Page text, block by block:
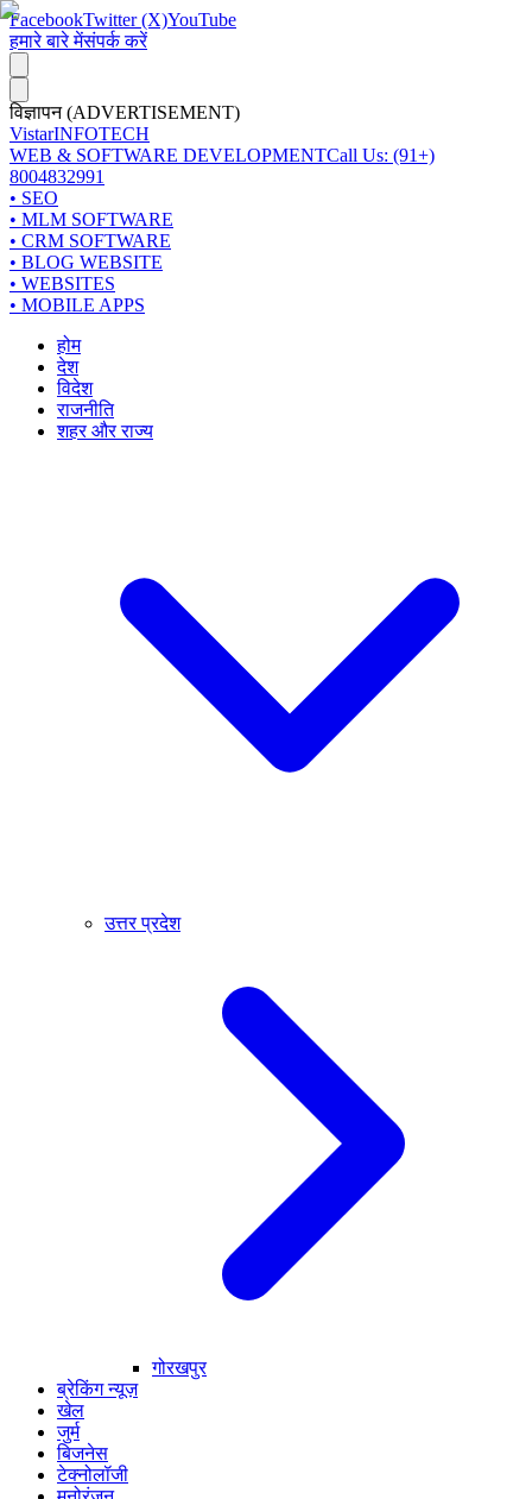
FacebookTwitter (X)YouTube
हमारे बारे मेंसंपर्क करें
विज्ञापन (ADVERTISEMENT)
VistarINFOTECH
WEB & SOFTWARE DEVELOPMENTCall Us: (91+)
8004832991
• SEO
• MLM SOFTWARE
• CRM SOFTWARE
• BLOG WEBSITE
• WEBSITES
• MOBILE APPS
होम
देश
विदेश
राजनीति
शहर और राज्य
उत्तर प्रदेश
गोरखपुर
ब्रेकिंग न्यूज़
खेल
जुर्म
बिजनेस
टेक्नोलॉजी